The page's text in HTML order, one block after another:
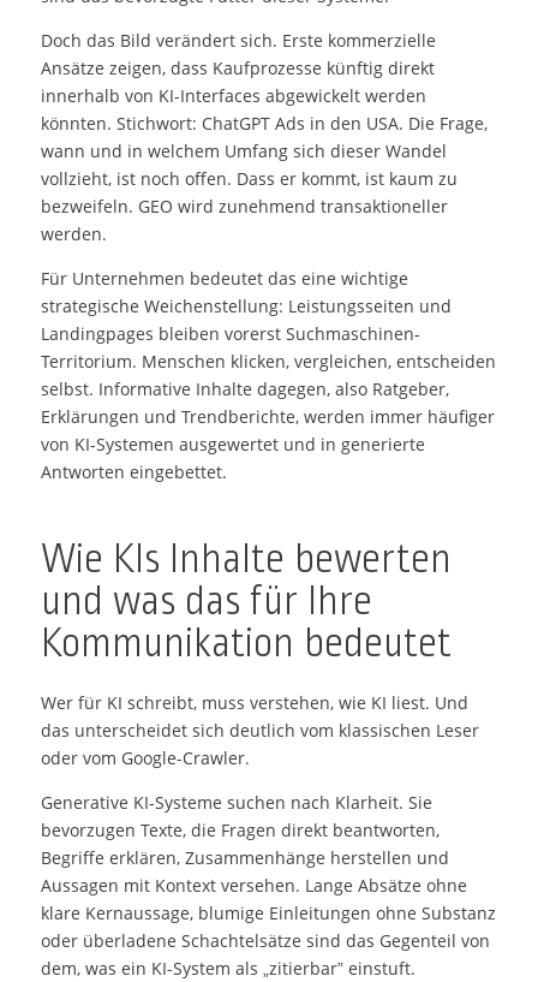
Doch das Bild verändert sich. Erste kommerzielle
Ansätze zeigen, dass Kaufprozesse künftig direkt
innerhalb von KI-Interfaces abgewickelt werden
könnten. Stichwort: ChatGPT Ads in den USA. Die Frage,
wann und in welchem Umfang sich dieser Wandel
vollzieht, ist noch offen. Dass er kommt, ist kaum zu
bezweifeln. GEO wird zunehmend transaktioneller
werden.
Für Unternehmen bedeutet das eine wichtige
strategische Weichenstellung: Leistungsseiten und
Landingpages bleiben vorerst Suchmaschinen-
Territorium. Menschen klicken, vergleichen, entscheiden
selbst. Informative Inhalte dagegen, also Ratgeber,
Erklärungen und Trendberichte, werden immer häufiger
von KI-Systemen ausgewertet und in generierte
Antworten eingebettet.
Wie KIs Inhalte bewerten
und was das für Ihre
Kommunikation bedeutet
Wer für KI schreibt, muss verstehen, wie KI liest. Und
das unterscheidet sich deutlich vom klassischen Leser
oder vom Google-Crawler.
Generative KI-Systeme suchen nach Klarheit. Sie
bevorzugen Texte, die Fragen direkt beantworten,
Begriffe erklären, Zusammenhänge herstellen und
Aussagen mit Kontext versehen. Lange Absätze ohne
klare Kernaussage, blumige Einleitungen ohne Substanz
oder überladene Schachtelsätze sind das Gegenteil von
dem, was ein KI-System als „zitierbar” einstuft.